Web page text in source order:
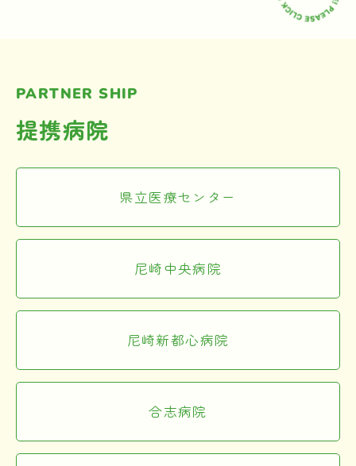
PARTNER SHIP
提携病院
県立医療センター
尼崎中央病院
尼崎新都心病院
合志病院